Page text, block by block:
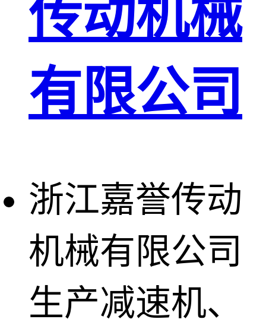
传动机械
有限公司
浙江嘉誉传动
机械有限公司
生产减速机、